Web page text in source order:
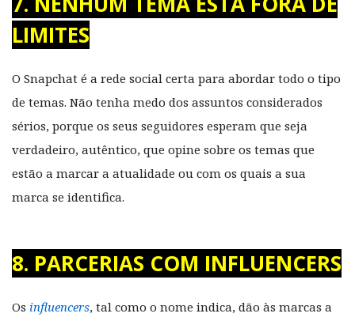
LIMITES
O Snapchat é a rede social certa para abordar todo o tipo
de temas. Não tenha medo dos assuntos considerados
sérios, porque os seus seguidores esperam que seja
verdadeiro, autêntico, que opine sobre os temas que
estão a marcar a atualidade ou com os quais a sua
marca se identifica.
8. PARCERIAS COM INFLUENCERS
Os influencers, tal como o nome indica, dão às marcas a